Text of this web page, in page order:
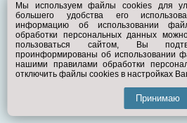
© Exist.ru
Мы используем файлы cookies для
большего удобства его
информацию об использовании
обработки персональных данных
пользоваться сайтом, Вы
проинформированы об использовании
нашими правилами обработки
отключить файлы cookies в настройках
Принимаю